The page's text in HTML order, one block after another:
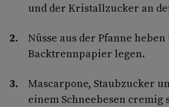
und der Kristallzucker an
Nüsse aus der Pfanne
Backtrennpapier legen.
Mascarpone, Staubzucker
einem Schneebesen cremig